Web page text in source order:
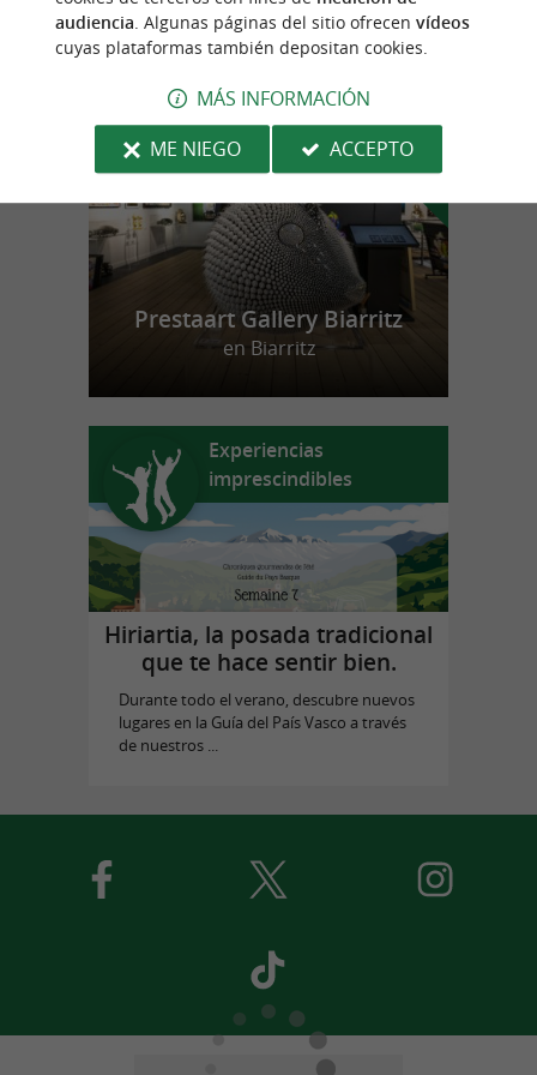
n
u
e
s
t
r
o
f
a
v
o
r
i
t
o
Prestaart Gallery Biarritz
en Biarritz
Experiencias
imprescindibles
Hiriartia, la posada tradicional
que te hace sentir bien.
Durante todo el verano, descubre nuevos
lugares en la Guía del País Vasco a través
de nuestros ...
audiencia. Algunas páginas del sitio ofrecen vídeos
cuyas plataformas también depositan cookies.
MÁS INFORMACIÓN
ME NIEGO
ACCEPTO